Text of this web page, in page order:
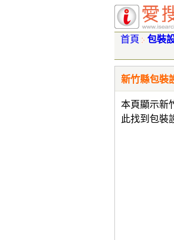
首頁 包裝
新竹縣包裝
本頁顯示新
此找到包裝